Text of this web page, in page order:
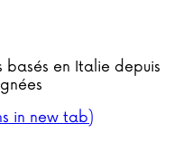
en Italie depuis
in new tab)